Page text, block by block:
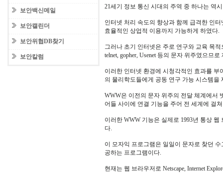
보안백신메일
보안캘린더
보안위협DB찾기
보안칼럼
21세기 정보 통신 시대의 주역 중 하나는 역
인터넷 처리 속도의 향상과 함께 급격한 인
효율적인 상업적 이용까지 가능하게 하였다.
그러나 초기 인터넷은 주로 연구와 교육 목
telnet, gopher, Usenet 등의 문자 위주였으므
이러한 인터넷 환경에 시청각적인 효과를 부
의 물리학도들에게 공동 연구 가능 시스템을
WWW은 이전의 문자 위주의 전달 체계에서
어들 사이에 연결 기능을 주어 전 세계에 걸
이러한 WWW 기능은 실제로 1993년 통상
다.
이 모자익 프로그램은 일일이 문자로 찾던
공하는 프로그램이다.
현재는 웹 브라우저로 Netscape, Internet